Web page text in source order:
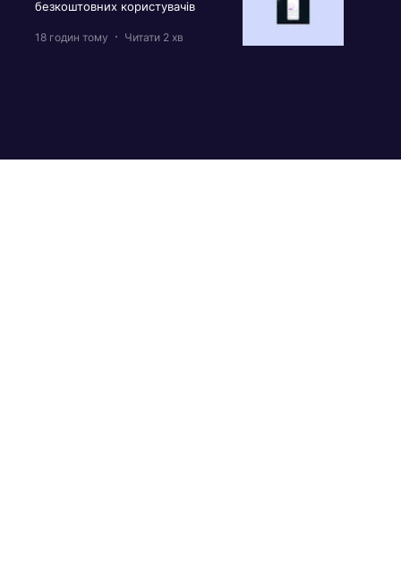
безкоштовних користувачів
18 годин тому Читати 2 хв